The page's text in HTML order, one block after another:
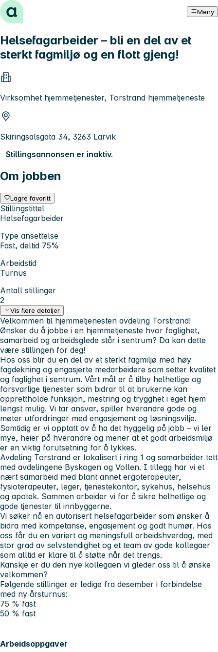
Hopp til innhold Meny
Helsefagarbeider – bli en del av et
sterkt fagmiljø og en flott gjeng!
Virksomhet hjemmetjenester, Torstrand hjemmetjeneste
Skiringsalsgata 34, 3263 Larvik
Stillingsannonsen er inaktiv.
Om jobben
Lagre favoritt
Stillingstittel
Helsefagarbeider
Type ansettelse
Fast, deltid 75%
Arbeidstid
Turnus
Antall stillinger
2
Vis flere detaljer
Velkommen til hjemmetjenesten avdeling Torstrand!
Ønsker du å jobbe i en hjemmetjeneste hvor faglighet,
samarbeid og arbeidsglede står i sentrum? Da kan dette
være stillingen for deg!
Hos oss blir du en del av et sterkt fagmiljø med høy
fagdekning og engasjerte medarbeidere som setter kvalitet
og faglighet i sentrum. Vårt mål er å tilby helhetlige og
forsvarlige tjenester som bidrar til at brukerne kan
opprettholde funksjon, mestring og trygghet i eget hjem
lengst mulig. Vi tar ansvar, spiller hverandre gode og
møter utfordringer med engasjement og løsningsvilje.
Samtidig er vi opptatt av å ha det hyggelig på jobb – vi ler
mye, heier på hverandre og mener at et godt arbeidsmiljø
er en viktig forutsetning for å lykkes.
Avdeling Torstrand er lokalisert i ring 1 og samarbeider tett
med avdelingene Byskogen og Vollen. I tillegg har vi et
nært samarbeid med blant annet ergoterapeuter,
fysioterapeuter, leger, tjenestekontor, sykehus, helsehus
og apotek. Sammen arbeider vi for å sikre helhetlige og
gode tjenester til innbyggerne.
Vi søker nå en autorisert helsefagarbeider som ønsker å
bidra med kompetanse, engasjement og godt humør. Hos
oss får du en variert og meningsfull arbeidshverdag, med
stor grad av selvstendighet og et team av gode kollegaer
som alltid er klare til å støtte når det trengs.
Kanskje er du den nye kollegaen vi gleder oss til å ønske
velkommen?
Følgende stillinger er ledige fra desember i forbindelse
med ny årsturnus:
75 % fast
50 % fast
Arbeidsoppgaver